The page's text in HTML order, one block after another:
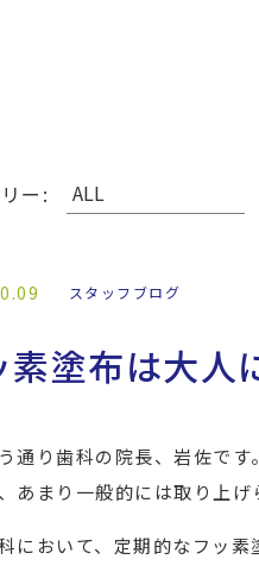
ー:
スタッフブログ
素塗布は大人
通り歯科の院長、岩佐です。
あまり一般的には取り上
において、定期的なフッ